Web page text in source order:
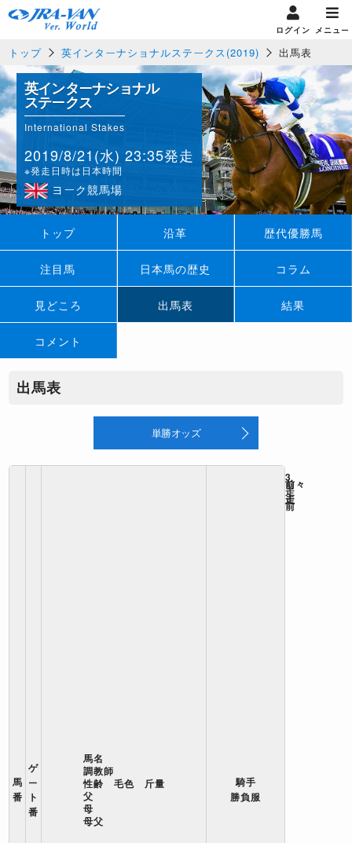
ログイン メニュー
トップ 英インターナショナルステークス(2019) 出馬表
英インターナショナル
ステークス
International Stakes
2019/8/21(水) 23:35発走
※発走日時は日本時間
ヨーク競馬場
トップ 沿革 歴代優勝馬
注目馬 日本馬の歴史 コラム
見どころ 出馬表 結果
コメント
出馬表
単勝オッズ
馬
番
ゲ
ー
ト
番
馬名
調教師
性齢 毛色 斤量
父
母
母父
騎手
勝負服
前
走
前々
走
3
走
前